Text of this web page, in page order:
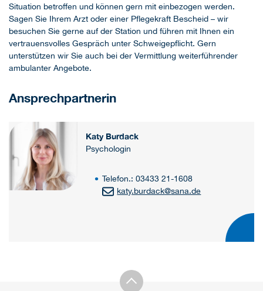
Situation betroffen und können gern mit einbezogen werden.
Sagen Sie Ihrem Arzt oder einer Pflegekraft Bescheid – wir
besuchen Sie gerne auf der Station und führen mit Ihnen ein
vertrauensvolles Gespräch unter Schweigepflicht. Gern
unterstützen wir Sie auch bei der Vermittlung weiterführender
ambulanter Angebote.
Ansprechpartnerin
Katy Burdack
Psychologin
Telefon.: 03433 21-1608
katy.burdack@sana.de